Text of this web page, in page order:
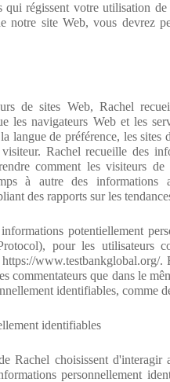
qui régissent votre utilisation
site Web, vous devrez
de sites Web, Rachel
les navigateurs Web et les
langue de préférence, les sites
Rachel recueille des
comment les visiteurs
à autre des informations
des rapports sur les
potentiellement
pour les utilisateurs
www.testbankglobal.org/.
commentateurs que dans le
identifiables, comme
identifiables
Rachel choisissent d'interagir
personnellement